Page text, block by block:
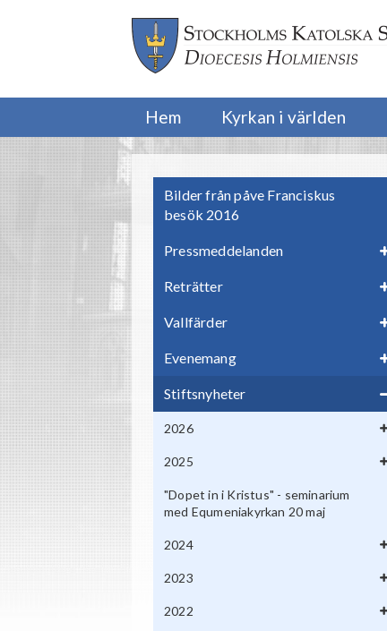
Hem Kyrkan i världen
Bilder från påve Franciskus
besök 2016
Pressmeddelanden
Reträtter
Vallfärder
Evenemang
Stiftsnyheter
2026
2025
"Dopet in i Kristus" - seminarium
med Equmeniakyrkan 20 maj
2024
2023
2022